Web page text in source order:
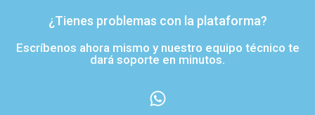
¿Tienes problemas con la plataforma?
Escríbenos ahora mismo y nuestro equipo técnico te
dará soporte en minutos.